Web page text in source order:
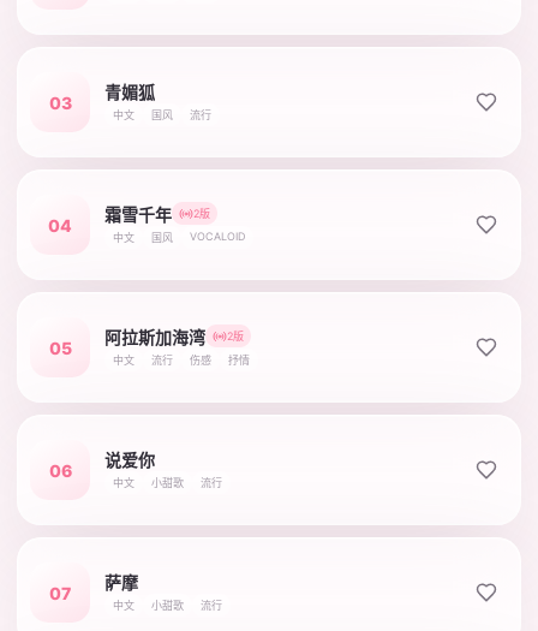
03
青媚狐
中文 国风 流行
04
霜雪千年
2版
中文
国风 VOCALOID
05
阿拉斯加海湾
2版
中文
流行 伤感 抒情
06
说爱你
中文 小甜歌 流行
07
萨摩
中文 小甜歌 流行